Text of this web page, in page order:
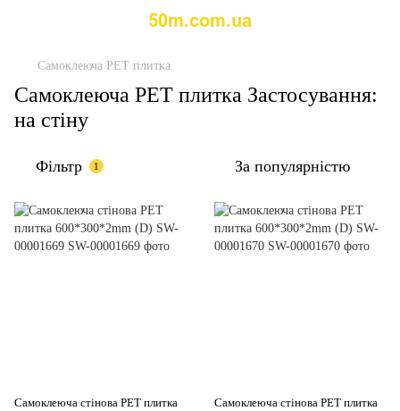
Самоклеюча PET плитка
Самоклеюча PET плитка Застосування:
на стіну
Фільтр 1 За популярністю
Самоклеюча стінова PET плитка
Самоклеюча стінова PET плитка